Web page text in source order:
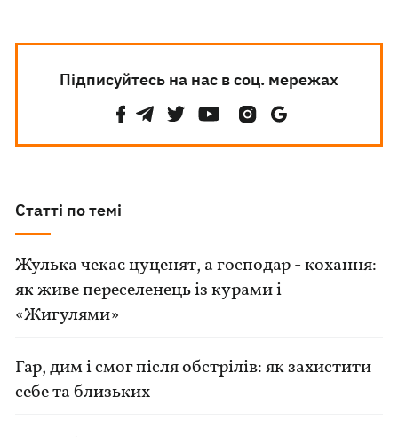
Підписуйтесь на нас в соц. мережах
Статті по темі
Жулька чекає цуценят, а господар - кохання:
як живе переселенець із курами і
«Жигулями»
Гар, дим і смог після обстрілів: як захистити
себе та близьких